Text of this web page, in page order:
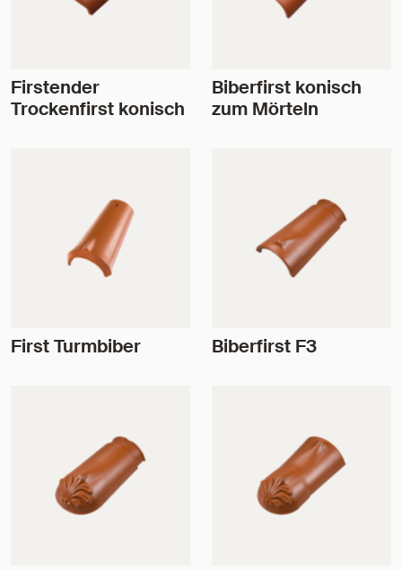
Firstender
Trockenfirst konisch
Biberfirst konisch
zum Mörteln
First Turmbiber Biberfirst F3